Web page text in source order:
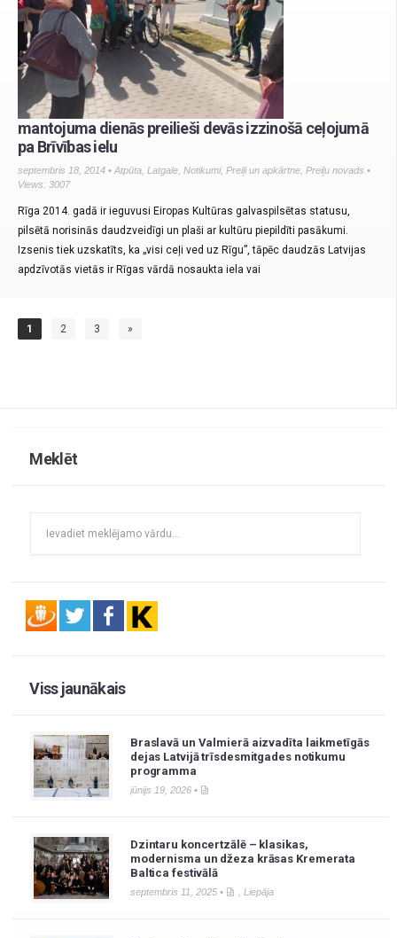
mantojuma dienās preilieši devās izzinošā ceļojumā
pa Brīvības ielu
septembris 18, 2014 • Atpūta Latgale Notikumi, Preiļi un apkārtne Preiļu novads •
Views: 3007
Rīga 2014. gadā ir ieguvusi Eiropas Kultūras galvaspilsētas statusu,
pilsētā norisinās daudzveidīgi un plaši ar kultūru piepildīti pasākumi.
Izsenis tiek uzskatīts, ka „visi ceļi ved uz Rīgu”, tāpēc daudzās Latvijas
apdzīvotās vietās ir Rīgas vārdā nosaukta iela vai
1 2 3 »
Meklēt
Viss jaunākais
Braslavā un Valmierā aizvadīta laikmetīgās
dejas Latvijā trīsdesmitgades notikumu
programma
jūnijs 19, 2026 •
Dzintaru koncertzālē – klasikas,
modernisma un džeza krāsas Kremerata
Baltica festivālā
septembris 11, 2025 • Liepāja